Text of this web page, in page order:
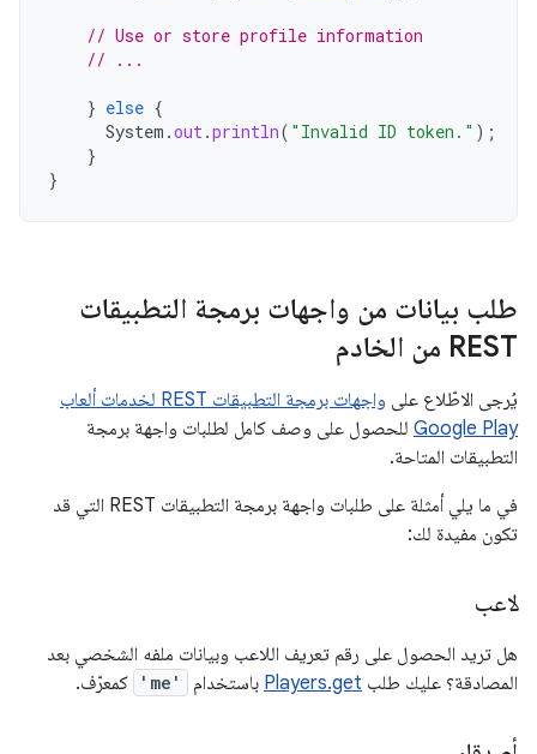
// Use or store profile information
// ...
} else {
System .out.println( "Invalid ID token." );
}
}
طلب بيانات من واجهات برمجة التطبيقات
REST من الخادم
يُرجى الاطّلاع على
واجهات برمجة التطبيقات REST لخدمات ألعاب
Google Play للحصول على وصف كامل لطلبات واجهة برمجة
التطبيقات المتاحة.
في ما يلي أمثلة على طلبات واجهة برمجة التطبيقات REST التي قد
تكون مفيدة لك:
لاعب
هل تريد الحصول على رقم تعريف اللاعب وبيانات ملفه الشخصي بعد
المصادقة؟ عليك طلب Players.get باستخدام 'me' كمعرّف.